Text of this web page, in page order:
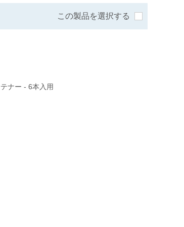
この製品を選択する
ナー - 6本入用